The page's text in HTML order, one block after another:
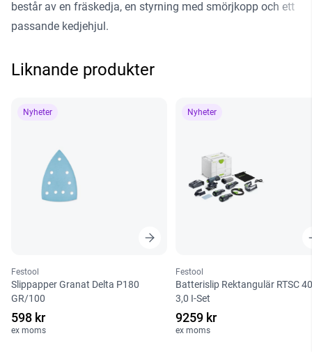
består av en fräskedja, en styrning med smörjkopp och ett
passande kedjehjul.
Liknande produkter
Nyheter
Festool
Slippapper Granat Delta P180
GR/100
598 kr
ex moms
Nyheter
Festool
Batterislip Rektangulär RTSC
3,0 I-Set
9259 kr
ex moms